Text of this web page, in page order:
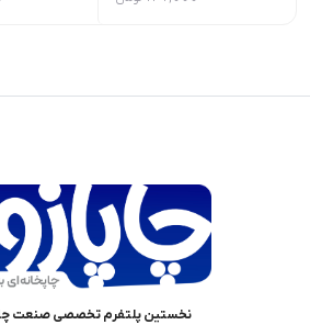
نخستین پلتفرم تخصصی صنعت